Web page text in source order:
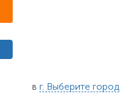
в г. Выберите город